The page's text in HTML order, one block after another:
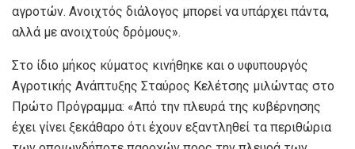
αγροτών. Ανοιχτός διάλογος μπορεί να υπάρχει πάντα,
αλλά με ανοιχτούς δρόμους».
Στο ίδιο μήκος κύματος κινήθηκε και ο υφυπουργός
Αγροτικής Ανάπτυξης Σταύρος Κελέτσης μιλώντας στο
Πρώτο Πρόγραμμα: «Από την πλευρά της κυβέρνησης
έχει γίνει ξεκάθαρο ότι έχουν εξαντληθεί τα περιθώρια